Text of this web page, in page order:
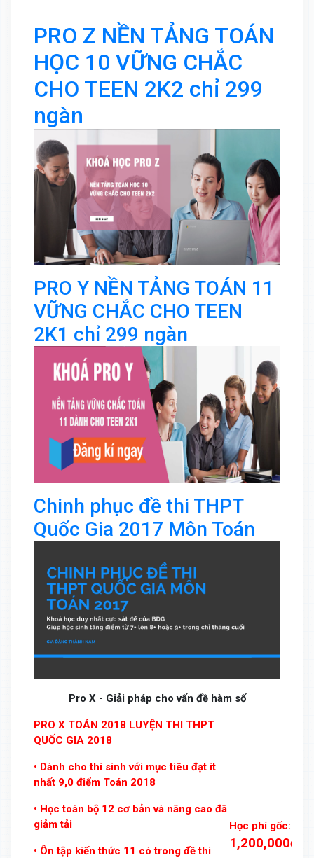
PRO Z NỀN TẢNG TOÁN
HỌC 10 VỮNG CHẮC
CHO TEEN 2K2 chỉ 299
ngàn
PRO Y NỀN TẢNG TOÁN 11
VỮNG CHẮC CHO TEEN
2K1 chỉ 299 ngàn
Chinh phục đề thi THPT
Quốc Gia 2017 Môn Toán
Pro X - Giải pháp cho vấn đề hàm số
PRO X TOÁN 2018 LUYỆN THI THPT
QUỐC GIA 2018
• Dành cho thí sinh với mục tiêu đạt ít
nhất 9,0 điểm Toán 2018
• Học toàn bộ 12 cơ bản và nâng cao đã
giảm tải
• Ôn tập kiến thức 11 có trong đề thi
Học phí gốc:
1,200,000đ